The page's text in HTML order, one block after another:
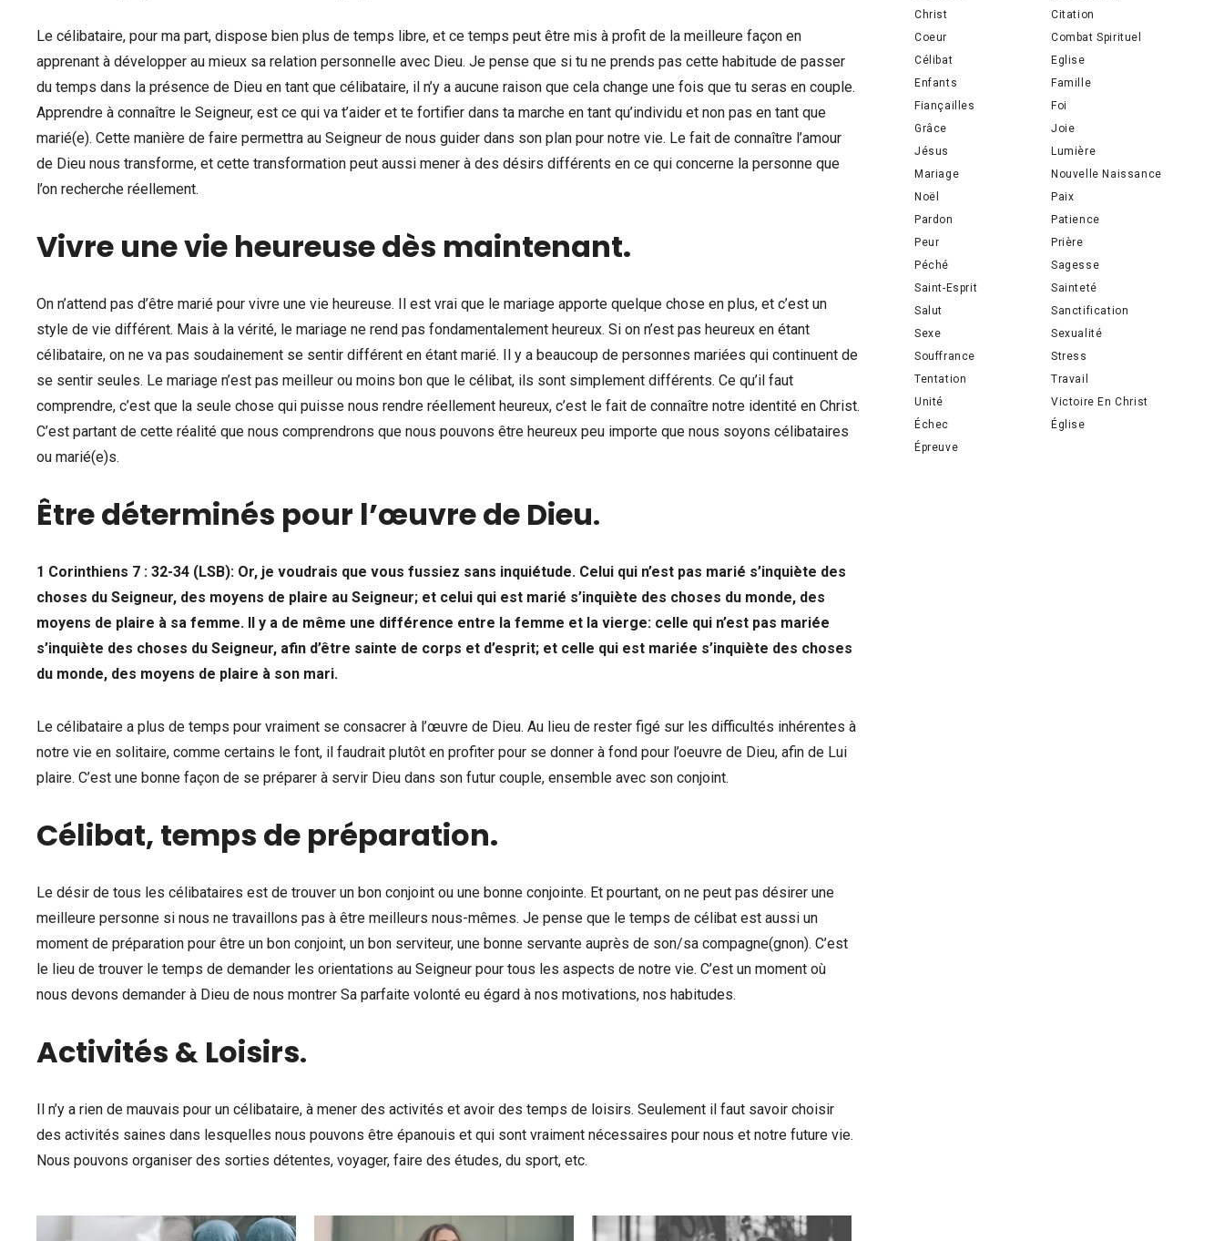
Le célibataire, pour ma part, dispose bien plus de temps libre, et ce temps peut être mis à profit de la meilleure façon en
apprenant à développer au mieux sa relation personnelle avec Dieu. Je pense que si tu ne prends pas cette habitude de passer
du temps dans la présence de Dieu en tant que célibataire, il n’y a aucune raison que cela change une fois que tu seras en couple.
Apprendre à connaître le Seigneur, est ce qui va t’aider et te fortifier dans ta marche en tant qu’individu et non pas en tant que
marié(e). Cette manière de faire permettra au Seigneur de nous guider dans son plan pour notre vie. Le fait de connaître l’amour
de Dieu nous transforme, et cette transformation peut aussi mener à des désirs différents en ce qui concerne la personne que
l’on recherche réellement.
Vivre une vie heureuse dès maintenant.
On n’attend pas d’être marié pour vivre une vie heureuse. Il est vrai que le mariage apporte quelque chose en plus, et c’est un
style de vie différent. Mais à la vérité, le mariage ne rend pas fondamentalement heureux. Si on n’est pas heureux en étant
célibataire, on ne va pas soudainement se sentir différent en étant marié. Il y a beaucoup de personnes mariées qui continuent de
se sentir seules. Le mariage n’est pas meilleur ou moins bon que le célibat, ils sont simplement différents. Ce qu’il faut
comprendre, c’est que la seule chose qui puisse nous rendre réellement heureux, c’est le fait de connaître notre identité en Christ.
C’est partant de cette réalité que nous comprendrons que nous pouvons être heureux peu importe que nous soyons célibataires
ou marié(e)s.
Être déterminés pour l’œuvre de Dieu.
1 Corinthiens 7 : 32-34 (LSB): Or, je voudrais que vous fussiez sans inquiétude. Celui qui n’est pas marié s’inquiète des
choses du Seigneur, des moyens de plaire au Seigneur; et celui qui est marié s’inquiète des choses du monde, des
moyens de plaire à sa femme. Il y a de même une différence entre la femme et la vierge: celle qui n’est pas mariée
s’inquiète des choses du Seigneur, afin d’être sainte de corps et d’esprit; et celle qui est mariée s’inquiète des choses
du monde, des moyens de plaire à son mari.
Le célibataire a plus de temps pour vraiment se consacrer à l’œuvre de Dieu. Au lieu de rester figé sur les difficultés inhérentes à
notre vie en solitaire, comme certains le font, il faudrait plutôt en profiter pour se donner à fond pour l’oeuvre de Dieu, afin de Lui
plaire. C’est une bonne façon de se préparer à servir Dieu dans son futur couple, ensemble avec son conjoint.
Célibat, temps de préparation.
Le désir de tous les célibataires est de trouver un bon conjoint ou une bonne conjointe. Et pourtant, on ne peut pas désirer une
meilleure personne si nous ne travaillons pas à être meilleurs nous-mêmes. Je pense que le temps de célibat est aussi un
moment de préparation pour être un bon conjoint, un bon serviteur, une bonne servante auprès de son/sa compagne(gnon). C’est
le lieu de trouver le temps de demander les orientations au Seigneur pour tous les aspects de notre vie. C’est un moment où
nous devons demander à Dieu de nous montrer Sa parfaite volonté eu égard à nos motivations, nos habitudes.
Activités & Loisirs.
Il n’y a rien de mauvais pour un célibataire, à mener des activités et avoir des temps de loisirs. Seulement il faut savoir choisir
des activités saines dans lesquelles nous pouvons être épanouis et qui sont vraiment nécessaires pour nous et notre future vie.
Nous pouvons organiser des sorties détentes, voyager, faire des études, du sport, etc.
Christ
Citation
Coeur
Combat Spirituel
Célibat
Eglise
Enfants
Famille
Fiançailles
Foi
Grâce
Joie
Jésus
Lumière
Mariage
Nouvelle Naissance
Noël
Paix
Pardon
Patience
Peur
Prière
Péché
Sagesse
Saint-Esprit
Sainteté
Salut
Sanctification
Sexe
Sexualité
Souffrance
Stress
Tentation
Travail
Unité
Victoire En Christ
Échec
Église
Épreuve